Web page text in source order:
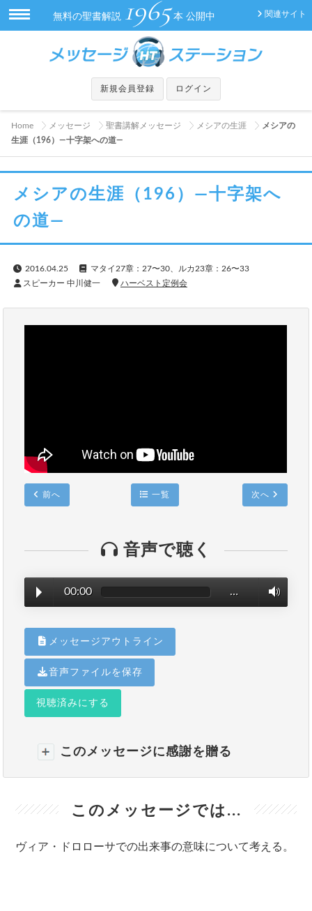
関連サイト
無料の聖書解説 1965 本 公開中
新規会員登録 ログイン
Home メッセージ 聖書講解メッセージ メシアの生涯
メシアの
生涯（196）—十字架への道—
メシアの生涯（196）—十字架へ
の道—
2016.04.25
マタイ27章：27〜30、ルカ23章：26〜33
スピーカー 中川健一
ハーベスト定例会
前へ 一覧 次へ
音声で聴く
00:00 …
メッセージアウトライン
音声ファイルを保存
視聴済みにする
このメッセージに感謝を贈る
このメッセージでは...
ヴィア・ドロローサでの出来事の意味について考える。